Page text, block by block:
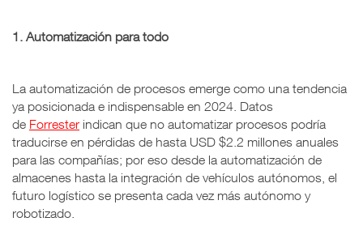
1. Automatización para todo
La automatización de procesos emerge como una tendencia
ya posicionada e indispensable en 2024. Datos
de Forrester indican que no automatizar procesos podría
traducirse en pérdidas de hasta USD $2.2 millones anuales
para las compañías; por eso desde la automatización de
almacenes hasta la integración de vehículos autónomos, el
futuro logístico se presenta cada vez más autónomo y
robotizado.